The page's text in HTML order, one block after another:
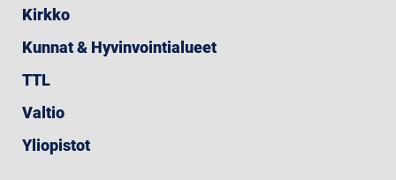
Kirkko
Kunnat & Hyvinvointialueet
TTL
Valtio
Yliopistot